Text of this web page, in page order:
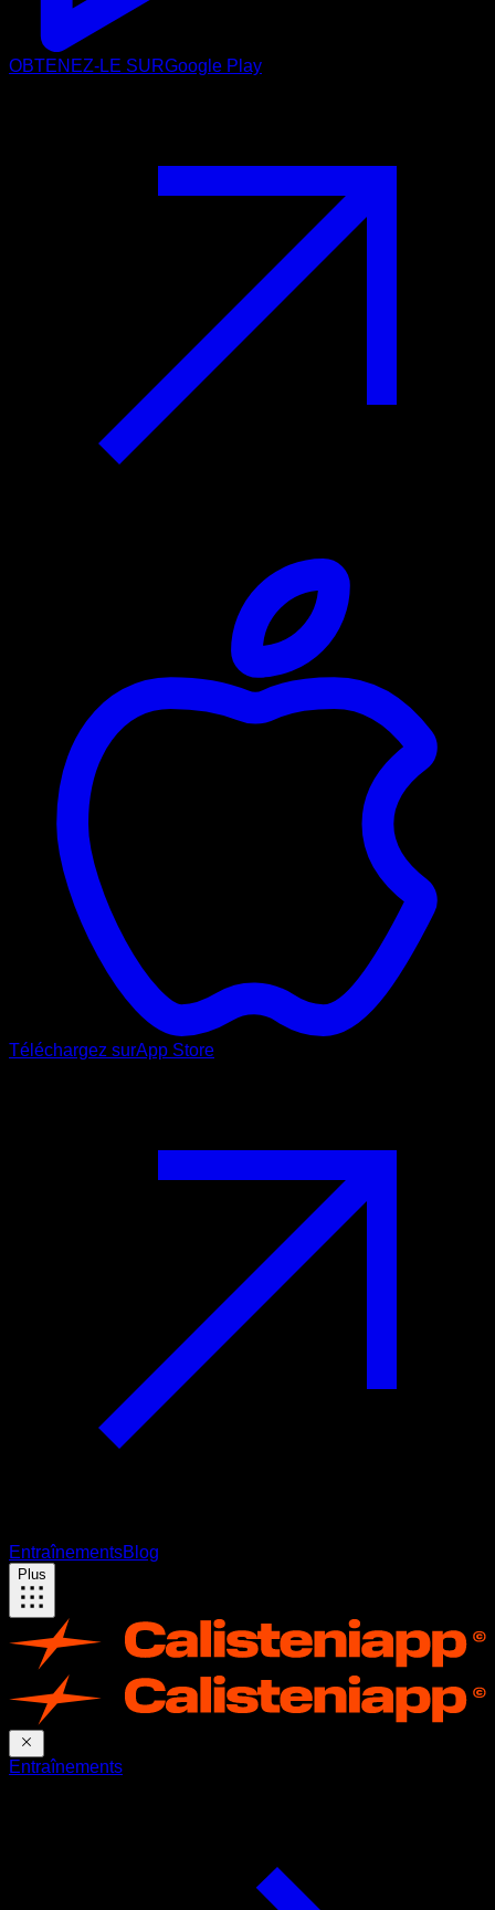
OBTENEZ-LE SURGoogle Play
Téléchargez surApp Store
EntraînementsBlog
Plus
Entraînements